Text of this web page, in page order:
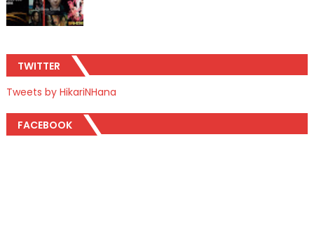
TWITTER
Tweets by HikariNHana
FACEBOOK